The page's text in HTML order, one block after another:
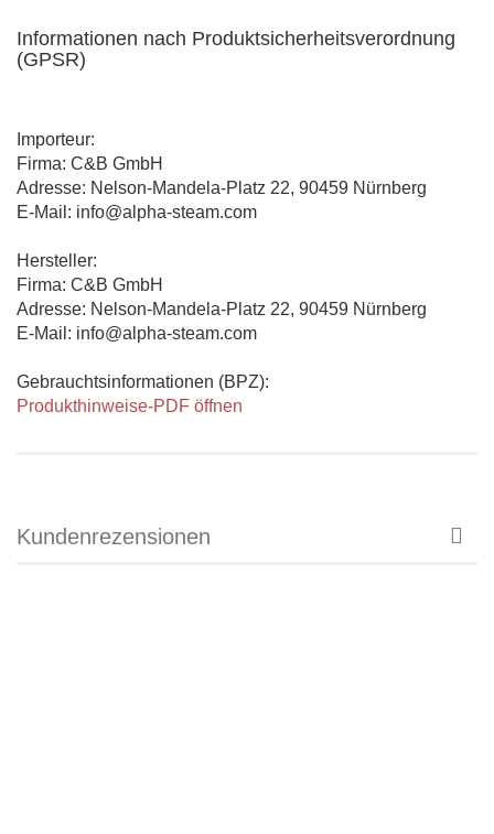
Informationen nach Produktsicherheitsverordnung
(GPSR)
Importeur:
Firma: C&B GmbH
Adresse: Nelson-Mandela-Platz 22, 90459 Nürnberg
E-Mail: info@alpha-steam.com
Hersteller:
Firma: C&B GmbH
Adresse: Nelson-Mandela-Platz 22, 90459 Nürnberg
E-Mail: info@alpha-steam.com
Gebrauchtsinformationen (BPZ):
Produkthinweise-PDF öffnen
Kundenrezensionen